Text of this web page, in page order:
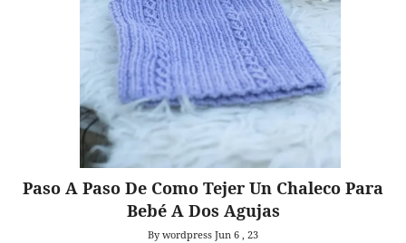
Paso A Paso De Como Tejer Un Chaleco Para
Bebé A Dos Agujas
By wordpress Jun 6 , 23